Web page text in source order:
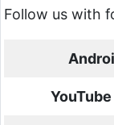
Follow us with